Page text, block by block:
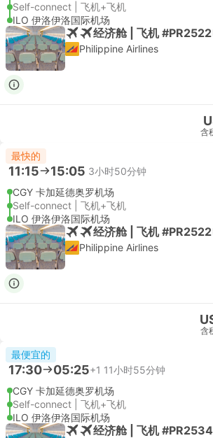
Self-connect | 飞机+飞机
ILO 伊洛伊洛国际机场
经济舱 | 飞机 #PR2522
Philippine Airlines
含
最快的
11:15 15:05 3小时50分钟
CGY 卡加延德奥罗机场
Self-connect | 飞机+飞机
ILO 伊洛伊洛国际机场
经济舱 | 飞机 #PR2522
Philippine Airlines
含
最便宜的
17:30 05:25+1 11小时55分钟
CGY 卡加延德奥罗机场
Self-connect | 飞机+飞机
ILO 伊洛伊洛国际机场
经济舱 | 飞机 #PR2534